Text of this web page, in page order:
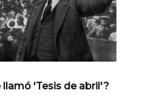
llamó 'Tesis de abril'?